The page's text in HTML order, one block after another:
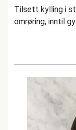
Tilsett kylling i
omrøring, inntil